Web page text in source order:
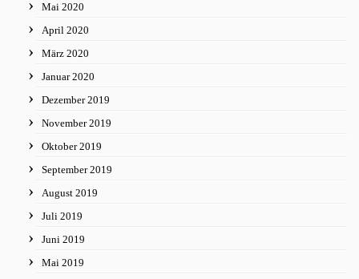
Mai 2020
April 2020
März 2020
Januar 2020
Dezember 2019
November 2019
Oktober 2019
September 2019
August 2019
Juli 2019
Juni 2019
Mai 2019